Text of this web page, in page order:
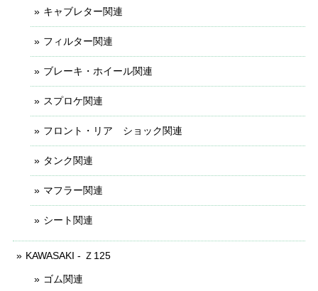
キャブレター関連
フィルター関連
ブレーキ・ホイール関連
スプロケ関連
フロント・リア ショック関連
タンク関連
マフラー関連
シート関連
KAWASAKI - Ｚ125
ゴム関連